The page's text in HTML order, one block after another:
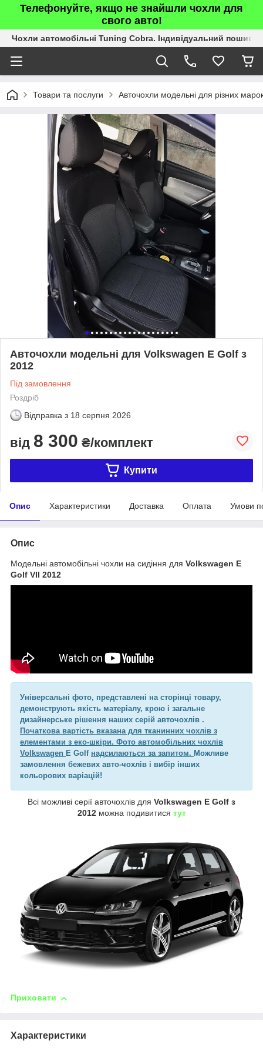
Телефонуйте, якщо не знайшли чохли для
свого авто!
Чохли автомобільні Tuning Cobra. Індивідуальний пошив.
Товари та послуги Авточохли модельні для різних
Авточохли модельні для Volkswagen E Golf з
2012
Під замовлення
Роздріб
Відправка з 18 серпня 2026
від 8 300 ₴/комплект
Купити
Опис Характеристики Доставка Оплата Умови
Опис
Модельні автомобільні чохли на сидіння для Volkswagen E
Golf VII 2012
Універсальні фото, представлені на сторінці товару,
демонструють якість матеріалу, крою і загальне
дизайнерське рішення наших серій авточохлів .
Початкова вартість вказана для тканинних чохлів з
елементами з еко-шкіри. Фото автомобільних чохлів
Volkswagen E Golf надсилаються за запитом. Можливе
замовлення бежевих авто-чохлів і вибір інших
кольорових варіацій!
Всі можливі серії авточохлів для Volkswagen E Golf з
2012можна подивитися тут
Приховати
Характеристики